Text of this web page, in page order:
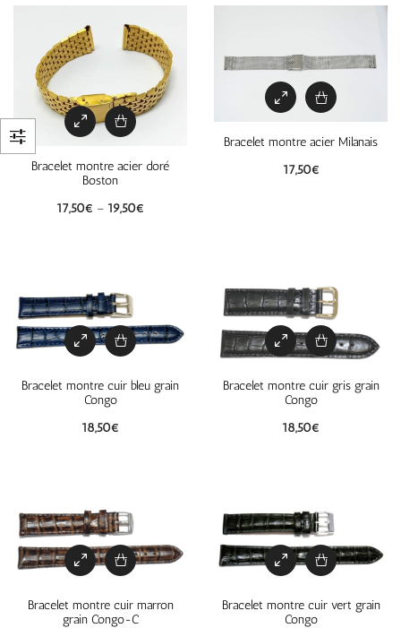
Bracelet montre acier doré
Boston
17,50€ – 19,50€
Bracelet montre acier Milanais
17,50€
Bracelet montre cuir bleu grain
Congo
18,50€
Bracelet montre cuir gris grain
Congo
18,50€
Bracelet montre cuir marron
grain Congo-C
Bracelet montre cuir vert grain
Congo